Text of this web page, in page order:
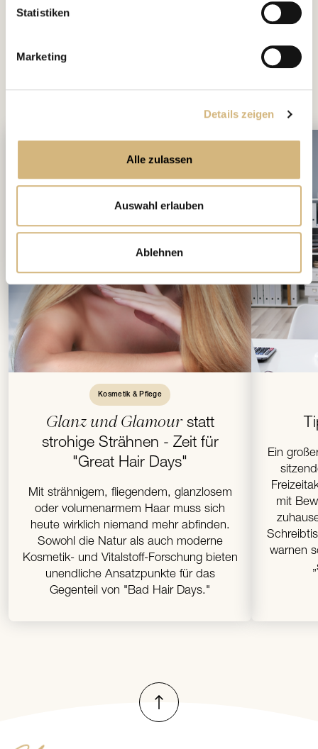
Statistiken
Marketing
Details zeigen
Alle zulassen
Auswahl erlauben
Ablehnen
interessieren
Kosmetik & Pflege
Glanz und Glamourstatt
strohige Strähnen - Zeit für
"Great Hair Days"
Mit strähnigem, fliegendem, glanzlosem
oder volumenarmem Haar muss sich
heute wirklich niemand mehr abfinden.
Sowohl die Natur als auch moderne
Kosmetik- und Vitalstoff-Forschung bieten
unendliche Ansatzpunkte für das
Gegenteil von "Bad Hair Days."
Ein
mit
warnen
Nach oben